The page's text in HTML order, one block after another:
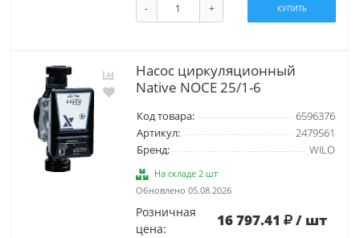
- + КУПИТЬ
Насос циркуляционный
Native NOCE 25/1-6
Код товара:
6596376
Артикул:
2479561
Бренд:
WILO
На складе 2 шт
Обновлено 05.08.2026
Розничная
цена:
16 797.41 / шт